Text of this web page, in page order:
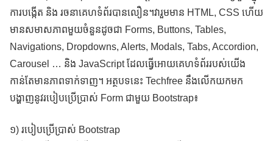
ការបង្កើត និង រចនាគេហទំព័របានលឿន។វារួមមាន HTML, CSS ហើយ
មានសមាសភាពមួយចំនួនដូចជា Forms, Buttons, Tables,
Navigations, Dropdowns, Alerts, Modals, Tabs, Accordion,
Carousel … និង JavaScript ដែលធ្វើអោយគេហទំព័ររបស់យើង
កាន់តែមានភាពទាក់ទាញ។ អត្ថបទនេះ Techfree នឹងលើកយកមក
បង្ហាញនូវរបៀបប្រើប្រាស់ Form ជាមួយ Bootstrap៖
១) របៀបប្រើប្រាស់ Bootstrap